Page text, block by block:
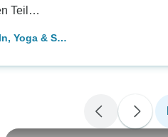
Teil
verdanken
eine tolle
Yoga & SUP
Inseln,